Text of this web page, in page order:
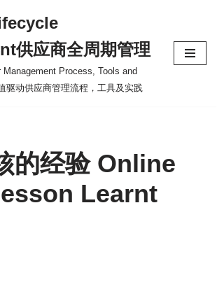
供应商全周期管理
Management Process, Tools and
驱动供应商管理流程，工具及实践
的经验 Online
Learnt